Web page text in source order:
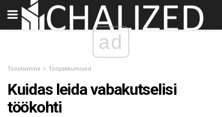
ad
Tööotsimine Tööpakkumised
Kuidas leida vabakutselisi
töökohti